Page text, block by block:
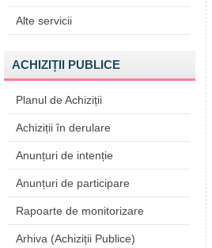
Alte servicii
ACHIZIȚII PUBLICE
Planul de Achiziții
Achiziții în derulare
Anunțuri de intenție
Anunțuri de participare
Rapoarte de monitorizare
Arhiva (Achiziții Publice)